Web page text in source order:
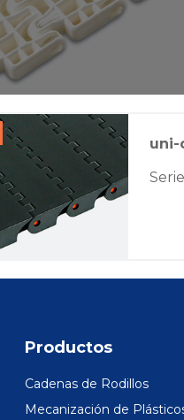
uni-
Productos
Cadenas de Rodillos
Mecanización de